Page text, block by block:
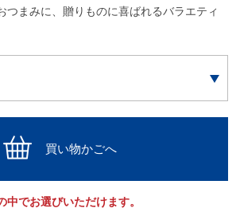
つまみに、贈りものに喜ばれるバラエティ
買い物かごへ
でお選びいただけます。